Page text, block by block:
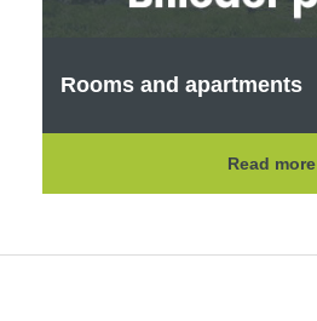
Rooms and apartments
Read more